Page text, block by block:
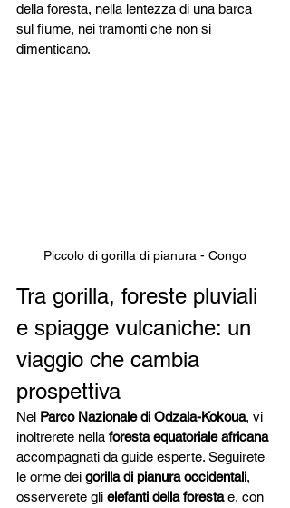
della foresta, nella lentezza di una barca
sul fiume, nei tramonti che non si
dimenticano.
Piccolo di gorilla di pianura - Congo
Tra gorilla, foreste pluviali
e spiagge vulcaniche: un
viaggio che cambia
prospettiva
Nel Parco Nazionale di Odzala-Kokoua, vi
inoltrerete nella foresta equatoriale africana
accompagnati da guide esperte. Seguirete
le orme dei gorilla di pianura occidentali,
osserverete gli elefanti della foresta e, con